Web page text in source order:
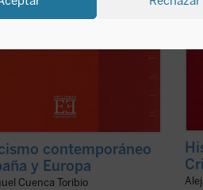
contemporáneo
y Europa
Cuenca Toribio